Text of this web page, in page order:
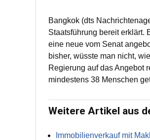
Bangkok (dts
Staatsführung bereit erklärt.
eine neue vom Senat
bisher, wüsste man nicht,
Regierung auf das Angebot
mindestens 38 Menschen
Weitere Artikel aus
Immobilienverkauf mit